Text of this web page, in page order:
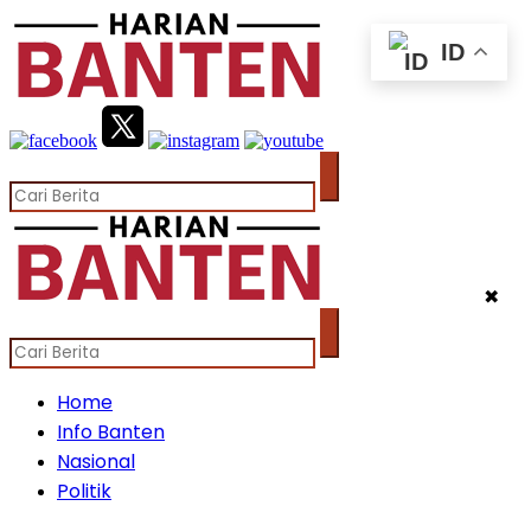
✖
Home
Info Banten
Nasional
Politik
ID